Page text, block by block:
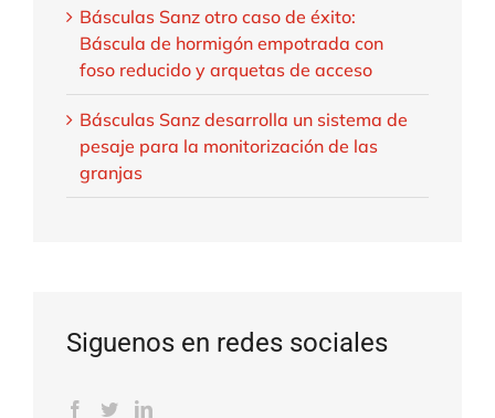
Básculas Sanz otro caso de éxito:
Báscula de hormigón empotrada con
foso reducido y arquetas de acceso
Básculas Sanz desarrolla un sistema de
pesaje para la monitorización de las
granjas
Siguenos en redes sociales